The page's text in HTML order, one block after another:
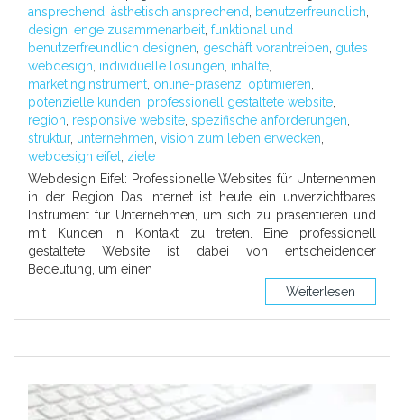
ansprechend, ästhetisch ansprechend, benutzerfreundlich,
design, enge zusammenarbeit, funktional und
benutzerfreundlich designen, geschäft vorantreiben, gutes
webdesign, individuelle lösungen, inhalte,
marketinginstrument, online-präsenz, optimieren,
potenzielle kunden, professionell gestaltete website,
region, responsive website, spezifische anforderungen,
struktur, unternehmen, vision zum leben erwecken,
webdesign eifel, ziele
Webdesign Eifel: Professionelle Websites für Unternehmen
in der Region Das Internet ist heute ein unverzichtbares
Instrument für Unternehmen, um sich zu präsentieren und
mit Kunden in Kontakt zu treten. Eine professionell
gestaltete Website ist dabei von entscheidender
Bedeutung, um einen
Weiterlesen